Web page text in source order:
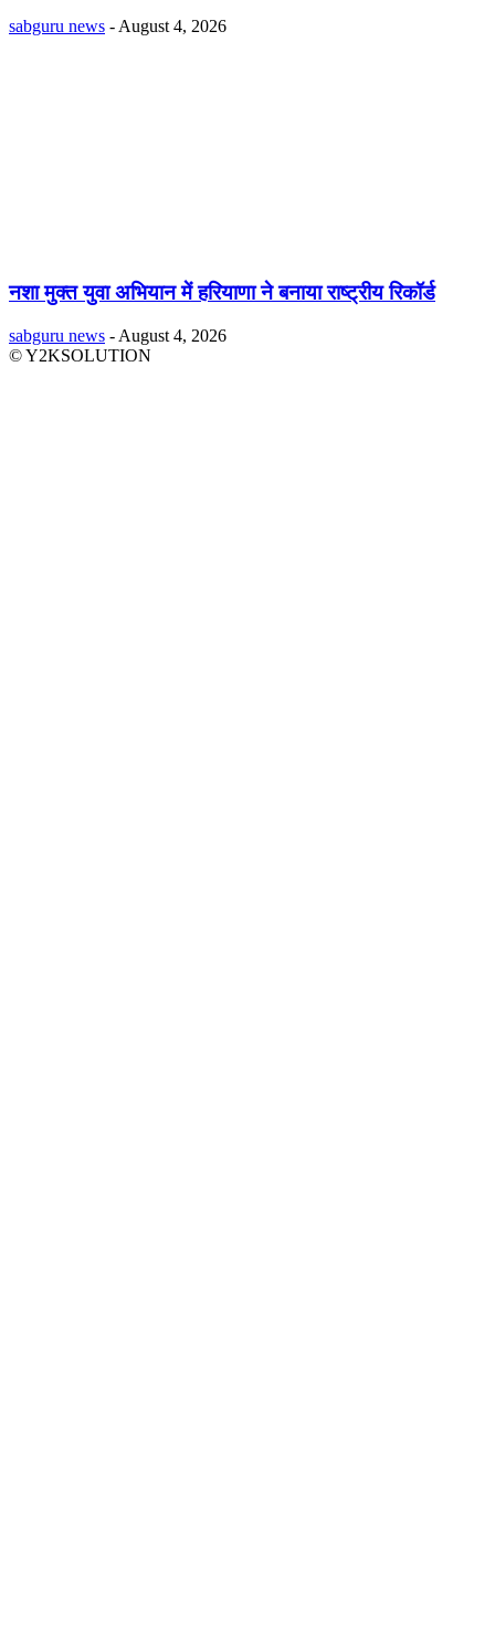
sabguru news - August 4, 2026
नशा मुक्त युवा अभियान में हरियाणा ने बनाया राष्ट्रीय रिकॉर्ड
sabguru news - August 4, 2026
© Y2KSOLUTION